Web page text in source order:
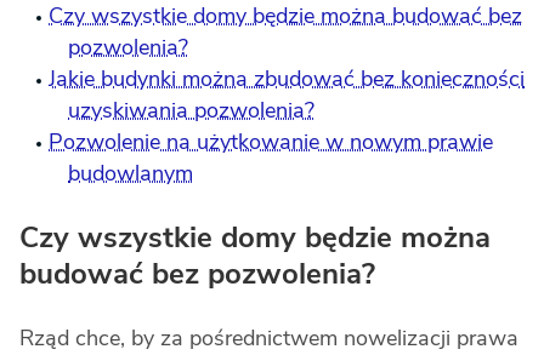
Czy wszystkie domy będzie można budować bez
pozwolenia?
Jakie budynki można zbudować bez konieczności
uzyskiwania pozwolenia?
Pozwolenie na użytkowanie w nowym prawie
budowlanym
Czy wszystkie domy będzie można
budować bez pozwolenia?
Rząd chce, by za pośrednictwem nowelizacji prawa